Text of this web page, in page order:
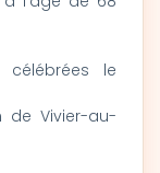
célébrées le
de Vivier-au-